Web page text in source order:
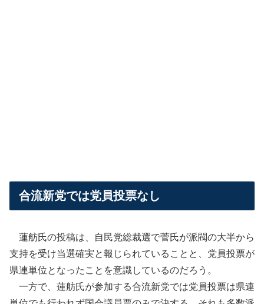
合流新党では党員投票なし
蓮舫氏の投稿は、自民党総裁選で菅氏が派閥の大半から
支持を受け当選確実と報じられていることと、党員投票が
県連単位となったことを意識しているのだろう。
一方で、蓮舫氏が参加する合流新党では党員投票は県連